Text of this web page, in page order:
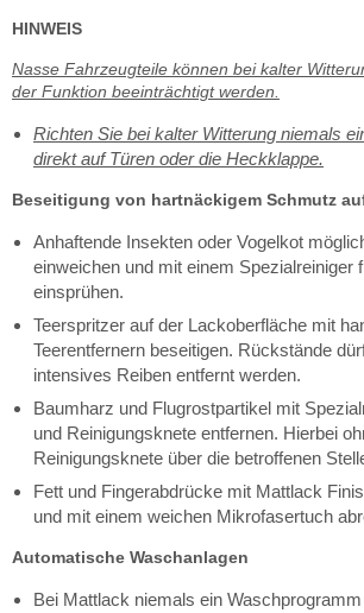
HINWEIS
Nasse Fahrzeugteile können bei kalter
der Funktion beeinträchtigt werden.
Richten Sie bei kalter Witterung niemals
direkt auf Türen oder die Heckklappe.
Beseitigung von hartnäckigem Schmutz
Anhaftende Insekten oder Vogelkot
einweichen und mit einem Spezialreiniger
einsprühen.
Teerspritzer auf der Lackoberfläche mit
Teerentfernern beseitigen. Rückstände
intensives Reiben entfernt werden.
Baumharz und Flugrostpartikel mit
und Reinigungsknete entfernen. Hierbei
Reinigungsknete über die betroffenen
Fett und Fingerabdrücke mit Mattlack
und mit einem weichen Mikrofasertuch
Automatische Waschanlagen
Bei Mattlack niemals ein